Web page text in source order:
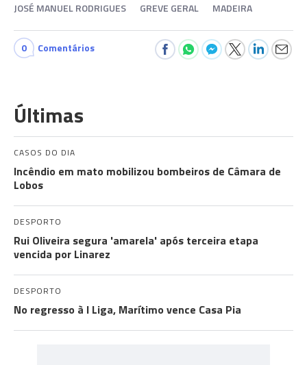
JOSÉ MANUEL RODRIGUES
GREVE GERAL MADEIRA
0 Comentários
Últimas
CASOS DO DIA
Incêndio em mato mobilizou bombeiros de Câmara de
Lobos
DESPORTO
Rui Oliveira segura 'amarela' após terceira etapa
vencida por Linarez
DESPORTO
No regresso à I Liga, Marítimo vence Casa Pia